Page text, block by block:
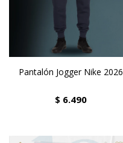
Pantalón Jogger Nike 2026
$ 6.490